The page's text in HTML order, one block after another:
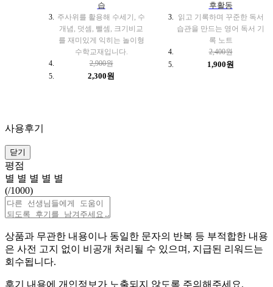
습
주사위를 활용해 수세기, 수
개념, 덧셈, 뺄셈, 크기비교
를 재미있게 익히는 놀이형
수학교재입니다.
2,900원
2,300원
후활동
읽고 기록하며 꾸준한 독서
습관을 만드는 영어 독서 기
록 노트
2,400원
1,900원
사용후기
닫기
평점
별 별 별 별 별
(/1000)
상품과 무관한 내용이나 동일한 문자의 반복 등 부적합한 내용
은 사전 고지 없이 비공개 처리될 수 있으며, 지급된 리워드는
회수됩니다.
후기 내용에 개인정보가 노출되지 않도록 주의해주세요.